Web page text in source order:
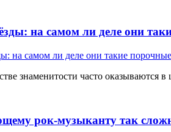
на самом ли деле они
знаменитости часто оказываются
рок-музыканту так